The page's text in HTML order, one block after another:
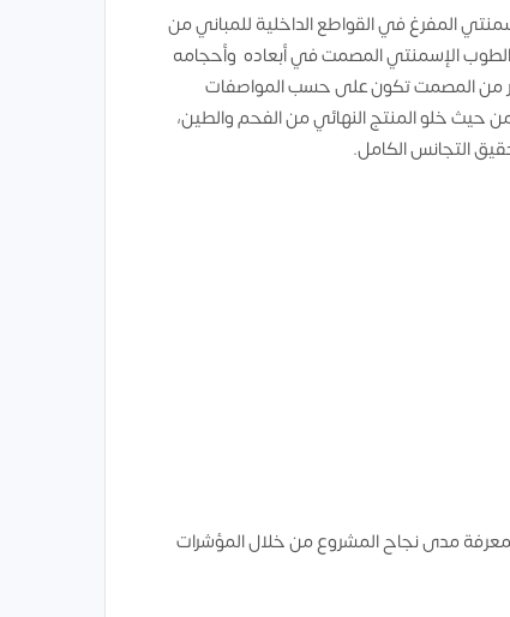
المفرغ في القواطع الداخلية للمباني من
الطوب الإسمنتي المصمت في أبعاده وأحجامه
من المصمت تكون على حسب المواصفات
خلو المنتج النهائي من الفحم والطين،
التجانس الكامل.
بمعرفة مدى نجاح المشروع من خلال المؤشرات